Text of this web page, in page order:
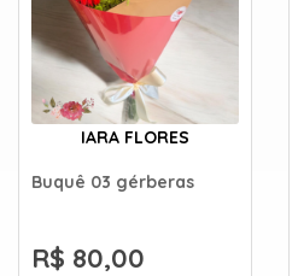
IARA FLORES
Buquê 03 gérberas
R$ 80,00